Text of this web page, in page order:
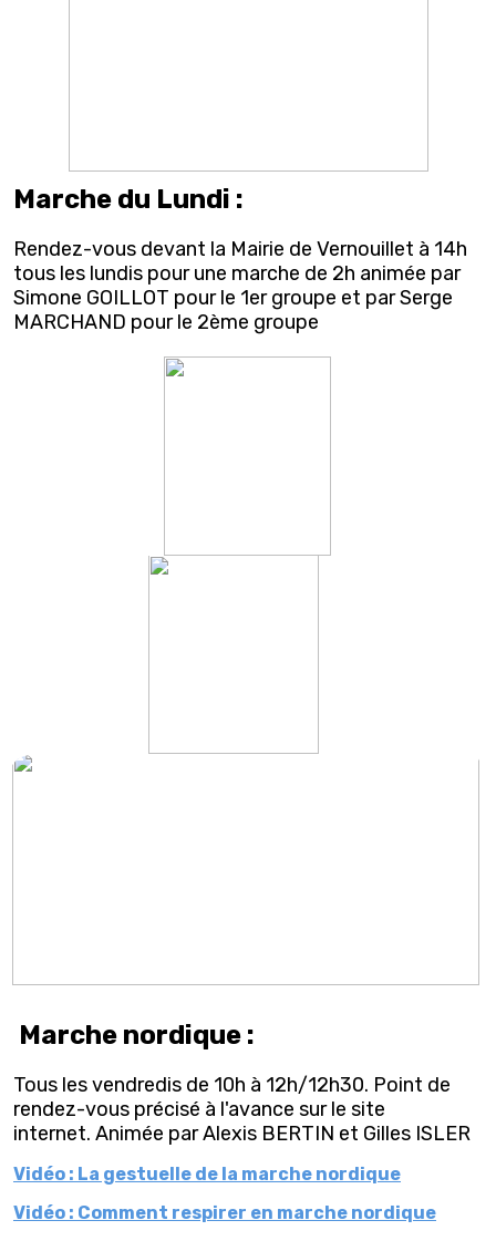
Marche du Lundi :
Rendez-vous devant la Mairie de Vernouillet à 14h
tous les lundis pour une marche de 2h animée par
Simone GOILLOT pour le 1er groupe et par Serge
MARCHAND pour le 2ème groupe
Marche nordique :
Tous les vendredis de 10h à 12h/12h30. Point de
rendez-vous précisé à l'avance sur le site
internet. Animée par Alexis BERTIN et Gilles ISLER
Vidéo : La gestuelle de la marche nordique
Vidéo : Comment respirer en marche nordique